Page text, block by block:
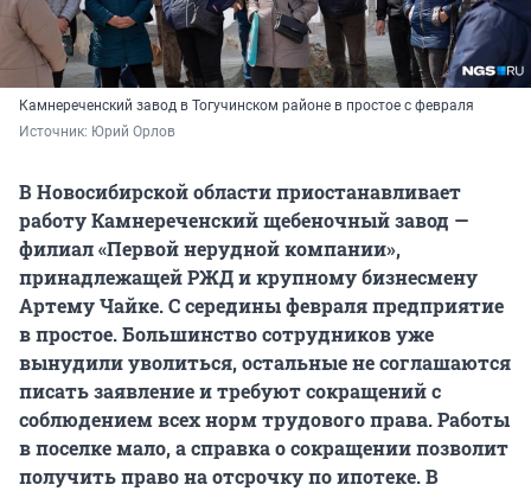
Камнереченский завод в Тогучинском районе в простое с февраля
Источник: Юрий Орлов
В Новосибирской области приостанавливает
работу Камнереченский щебеночный завод —
филиал «Первой нерудной компании»,
принадлежащей РЖД и крупному бизнесмену
Артему Чайке. С середины февраля предприятие
в простое. Большинство сотрудников уже
вынудили уволиться, остальные не соглашаются
писать заявление и требуют сокращений с
соблюдением всех норм трудового права. Работы
в поселке мало, а справка о сокращении позволит
получить право на отсрочку по ипотеке. В